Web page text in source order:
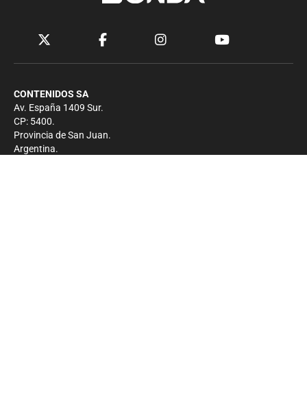
CONTENIDOS SA
Av. España 1409 Sur.
CP: 5400.
Provincia de San Juan.
Argentina.